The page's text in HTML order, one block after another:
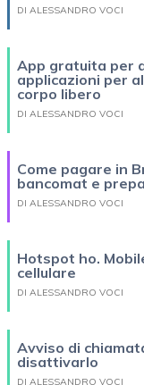
DI ALESSANDRO VOCI
App gratuita per
applicazioni per
corpo libero
DI ALESSANDRO VOCI
Come pagare in
bancomat e
DI ALESSANDRO VOCI
Hotspot ho.
cellulare
DI ALESSANDRO VOCI
Avviso di
disattivarlo
DI ALESSANDRO VOCI